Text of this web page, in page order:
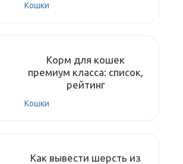
Кошки
Корм для кошек
премиум класса: список,
рейтинг
Кошки
Как вывести шерсть из